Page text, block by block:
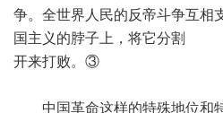
争。全世界人民的反帝斗争互相
国主义的脖子上，将它分割
开来打败。③
中国革命这样的特殊地位和